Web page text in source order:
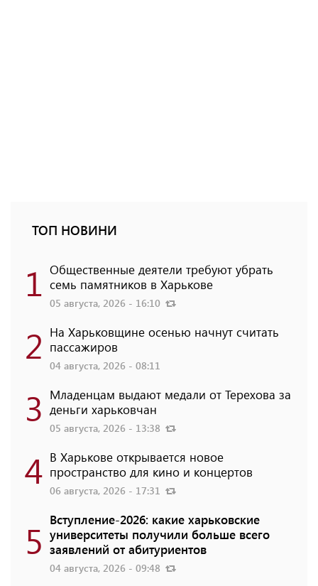
ТОП НОВИНИ
1 Общественные деятели требуют убрать
семь памятников в Харькове
05 августа, 2026 - 16:10
2 На Харьковщине осенью начнут считать
пассажиров
04 августа, 2026 - 08:11
3 Младенцам выдают медали от Терехова за
деньги харьковчан
05 августа, 2026 - 13:38
4 В Харькове открывается новое
пространство для кино и концертов
06 августа, 2026 - 17:31
5 Вступление-2026: какие харьковские
университеты получили больше всего
заявлений от абитуриентов
04 августа, 2026 - 09:48